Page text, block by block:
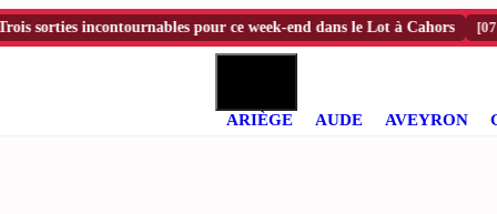
incontournables pour ce week-end dans le Lot à Cahors [07:45]
ARIÈGE AUDE AVEYRON